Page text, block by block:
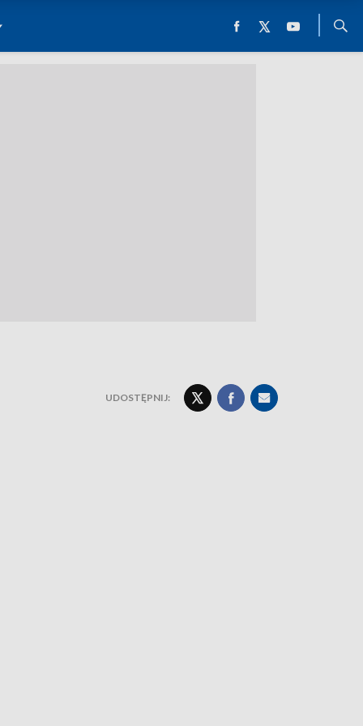
UDOSTĘPNIJ: